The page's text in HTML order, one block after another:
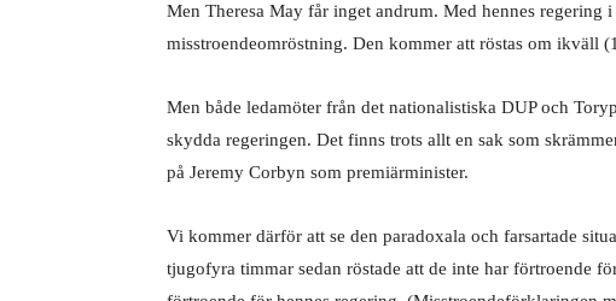
Men Theresa May får inget andrum. Med hennes regering
misstroendeomröstning. Den kommer att röstas om ikväll
Men både ledamöter från det nationalistiska DUP och
skydda regeringen. Det finns trots allt en sak som
på Jeremy Corbyn som premiärminister.
Vi kommer därför att se den paradoxala och farsartade
tjugofyra timmar sedan röstade att de inte har förtroende